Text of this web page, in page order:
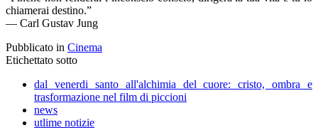
chiamerai destino.”
— Carl Gustav Jung
Pubblicato in Cinema
Etichettato sotto
dal venerdi santo all'alchimia del cuore: cristo, ombra e
trasformazione nel film di piccioni
news
utlime notizie